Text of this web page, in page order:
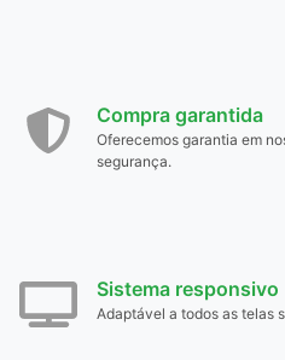
Compra garantida
Oferecemos garantia em
segurança.
Sistema responsivo
Adaptável a todos as telas